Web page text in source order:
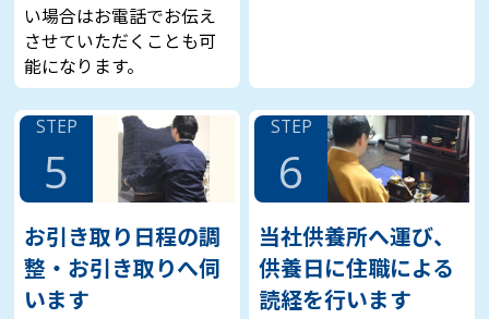
い場合はお電話でお伝え
させていただくことも可
能になります。
STEP
5
お引き取り日程の調
整・お引き取りへ伺
います
STEP
6
当社供養所へ運び、
供養日に住職による
読経を行います